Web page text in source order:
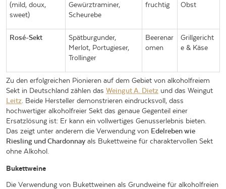
(mild, doux,
sweet)
Gewürztraminer,
Scheurebe
fruchtig
Obst
Rosé-Sekt
Spätburgunder,
Merlot, Portugieser,
Trollinger
Beerenar
omen
Grillgericht
e & Käse
Zu den erfolgreichen Pionieren auf dem Gebiet von alkoholfreiem
Sekt in Deutschland zählen das Weingut A. Dietz und das Weingut
Leitz . Beide Hersteller demonstrieren eindrucksvoll, dass
hochwertiger alkoholfreier Sekt das genaue Gegenteil einer
Ersatzlösung ist: Er kann ein vollwertiges Genusserlebnis bieten.
Das zeigt unter anderem die Verwendung von Edelreben wie
Riesling und Chardonnay als Bukettweine für charaktervollen Sekt
ohne Alkohol.
Bukettweine
Die Verwendung von Bukettweinen als Grundweine für alkoholfreien